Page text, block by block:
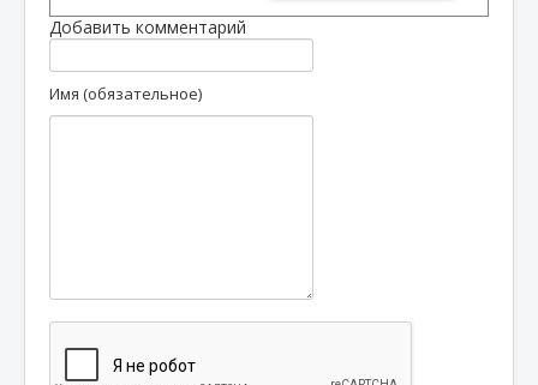
Добавить комментарий
Имя (обязательное)